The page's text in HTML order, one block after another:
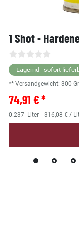
1 Shot -
Lagernd - sofort
** Versandgewicht: 300
74,91 € *
0.237 Liter | 316,08 € /